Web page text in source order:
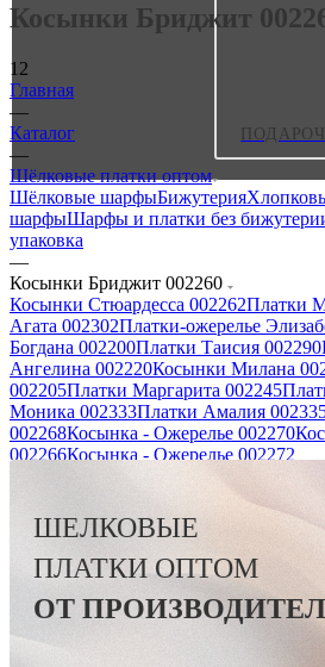
Косынки Бриджит
12
Главная
—
Каталог
—
Шёлковые платки оптом
Шёлковые шарфыБижутерия
шарфыШарфы и платки без
упаковка
—
Косынки Бриджит 002260
Косынки Стюардесса 002262Платки
Агата 002302Платки-ожерелье
Богдана 002200Платки Таисия 002290
Ангелина 002220Косынки Милана
002205Платки Маргарита 002245
Моника 002333Платки Амалия
002268Косынка - Ожерелье 002270
002266Косынка - Ожерелье 002272
ШЕЛКОВЫЕ
ПЛАТКИОПТОМ
ОТ